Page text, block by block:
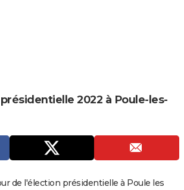
2022 à Poule-les-
de l'élection présidentielle à Poule les